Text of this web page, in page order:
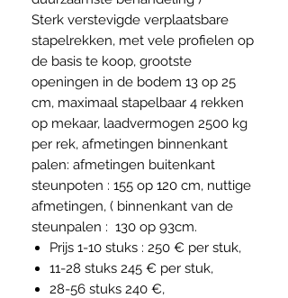
Sterk verstevigde verplaatsbare
stapelrekken, met vele profielen op
de basis te koop, grootste
openingen in de bodem 13 op 25
cm, maximaal stapelbaar 4 rekken
op mekaar, laadvermogen 2500 kg
per rek, afmetingen binnenkant
palen: afmetingen buitenkant
steunpoten : 155 op 120 cm, nuttige
afmetingen, ( binnenkant van de
steunpalen : 130 op 93cm.
Prijs 1-10 stuks : 250 € per stuk,
11-28 stuks 245 € per stuk,
28-56 stuks 240 €,